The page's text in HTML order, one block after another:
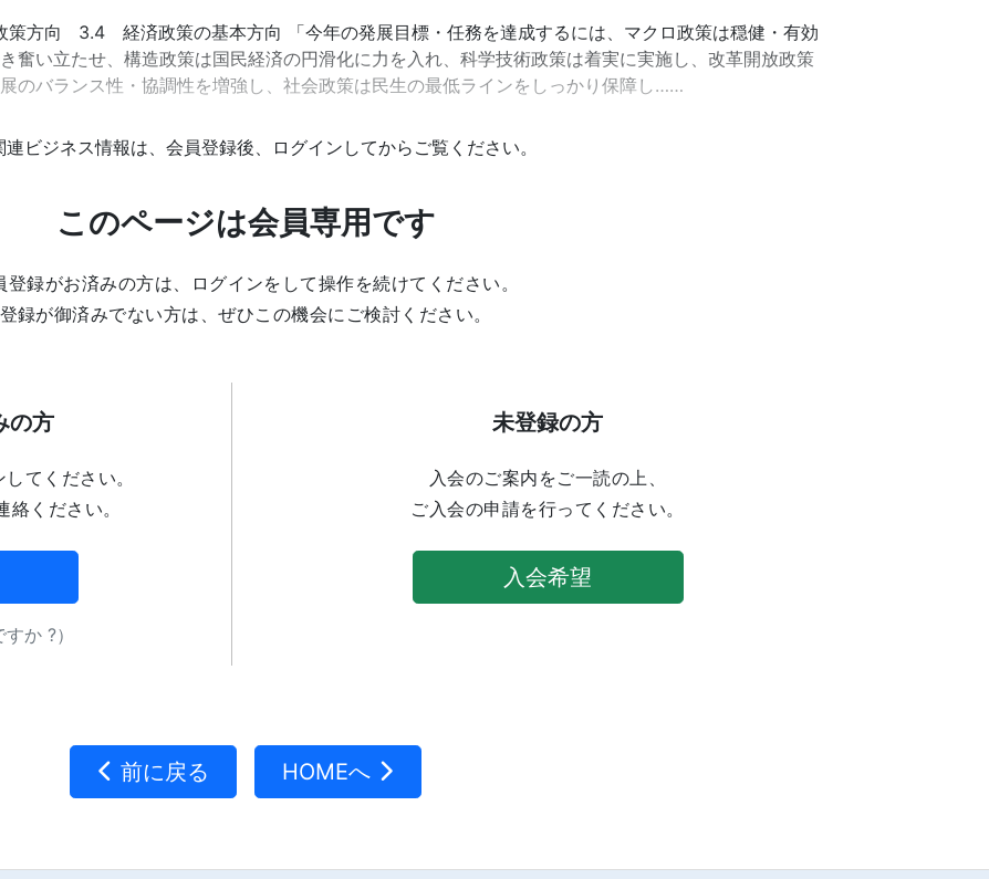
策方向 3.4 経済政策の基本方向 「今年の発展目標・任務を達成するには、マクロ政策は穏健・有効
奮い立たせ、構造政策は国民経済の円滑化に力を入れ、科学技術政策は着実に実施し、改革開放政策
のバランス性・協調性を増強し、社会政策は民生の最低ラインをしっかり保障し……
連ビジネス情報は、会員登録後、ログインしてからご覧ください。
このページは会員専用です
登録がお済みの方は、ログインをして操作を続けてください。
登録が御済みでない方は、ぜひこの機会にご検討ください。
の方
てください。
ください。
か ?）
未登録の方
入会のご案内をご一読の上、
ご入会の申請を行ってください。
入会希望
前に戻る HOMEへ